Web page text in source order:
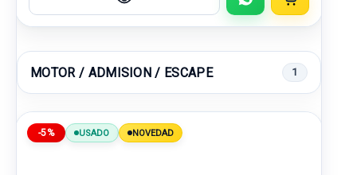
MOTOR / ADMISION / ESCAPE 1
-5% USADO NOVEDAD